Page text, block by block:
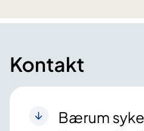
Kontakt
Bærum